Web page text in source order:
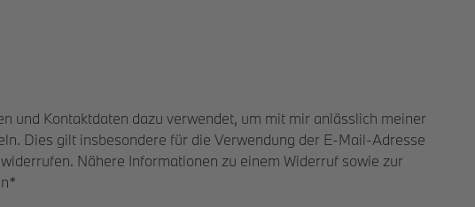
und Kontaktdaten dazu verwendet, um mit mir anlässlich meiner
Dies gilt insbesondere für die Verwendung der E-Mail-Adresse
Nähere Informationen zu einem Widerruf sowie zur